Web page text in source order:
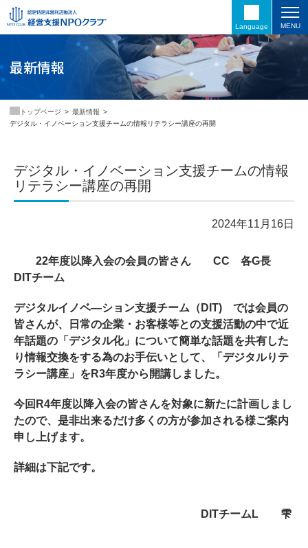
Language MENU
最新情報
トップページ
最新情報
デジタル・イノベーション支援チームの情報リテラシー講座の再開
デジタル・イノベーション支援チームの情報
リテラシー講座の再開
2024年11月16日
22年度以降入会の会員の皆さん CC 各G長
DITチーム
デジタルイノベ―ション支援チーム（DIT) では会員の
皆さんが、日常の企業・お客様等との支援活動の中で近
年話題の「デジタル化」について簡単な話題を共有した
り情報交換をする為のお手伝いとして、「デジタルりテ
ラシー講座」をR3年度から開講しました。
今回R4年度以降入会の皆さんを対象に新たに計画しまし
たので、是非出来るだけ多くの方が参加される様ご案内
申し上げます。
詳細は下記です。
DITチームL 雫